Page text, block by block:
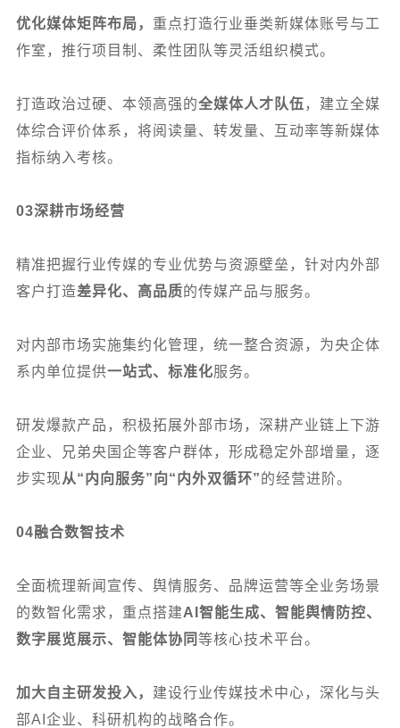
优化媒体矩阵布局， 重点打造行业垂类新媒体账号与工
作室，推行项目制、柔性团队等灵活组织模式。
打造政治过硬、本领高强的全媒体人才队伍 ，建立全媒
体综合评价体系，将阅读量、转发量、互动率等新媒体
指标纳入考核。
03深耕市场经营
精准把握行业传媒的专业优势与资源壁垒，针对内外部
客户打造差异化、高品质的传媒产品与服务。
对内部市场实施集约化管理，统一整合资源，为央企体
系内单位提供一站式、标准化服务。
研发爆款产品，积极拓展外部市场，深耕产业链上下游
企业、兄弟央国企等客户群体，形成稳定外部增量，逐
步实现从“内向服务”向“内外双循环”的经营进阶。
04融合数智技术
全面梳理新闻宣传、舆情服务、品牌运营等全业务场景
的数智化需求，重点搭建AI智能生成、智能舆情防控、
数字展览展示、智能体协同 等核心技术平台。
加大自主研发投入， 建设行业传媒技术中心，深化与头
部AI企业、科研机构的战略合作。